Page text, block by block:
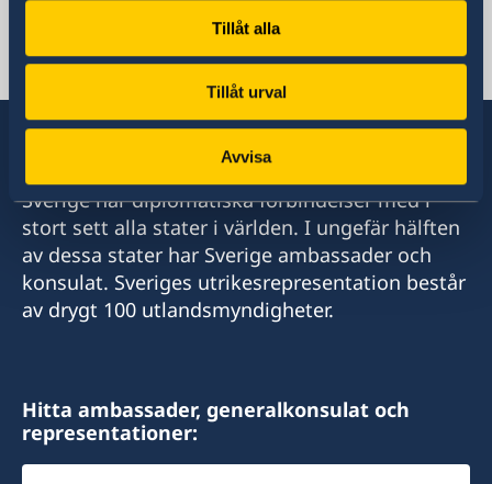
Tillåt alla
Tillåt urval
Avvisa
Svenska konsulat
Telephone
E-mail
consulategeneral@galeasalomone.com
Consulate General of Sweden,
Telefon- och besökstid :
Sverige har diplomatiska förbindelser med i
stort sett alla stater i världen. I ungefär hälften
av dessa stater har Sverige ambassader och
konsulat. Sveriges utrikesrepresentation består
av drygt 100 utlandsmyndigheter.
Hitta ambassader, generalkonsulat och
representationer:
Välj